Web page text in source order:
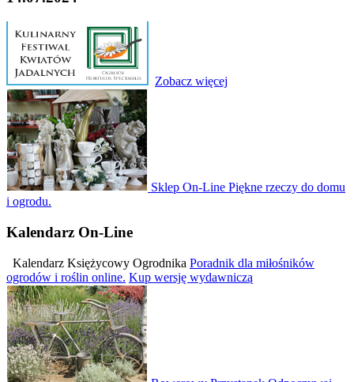
Zobacz więcej
Sklep On-Line Piękne rzeczy do domu
i ogrodu.
Kalendarz On-Line
Kalendarz Księżycowy Ogrodnika Poradnik dla miłośników
ogrodów i roślin online. Kup wersję wydawniczą